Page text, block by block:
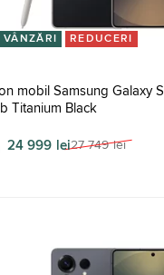
VÂNZĂRI REDUCERI
mobil Samsung Galaxy
Titanium Black
27 749 lei
24 999 lei